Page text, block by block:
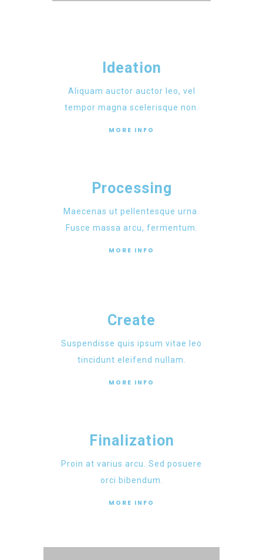
Ideation
Aliquam auctor auctor leo, vel
tempor magna scelerisque non.
MORE INFO
Processing
Maecenas ut pellentesque urna.
Fusce massa arcu, fermentum.
MORE INFO
Create
Suspendisse quis ipsum vitae leo
tincidunt eleifend nullam.
MORE INFO
Finalization
Proin at varius arcu. Sed posuere
orci bibendum.
MORE INFO